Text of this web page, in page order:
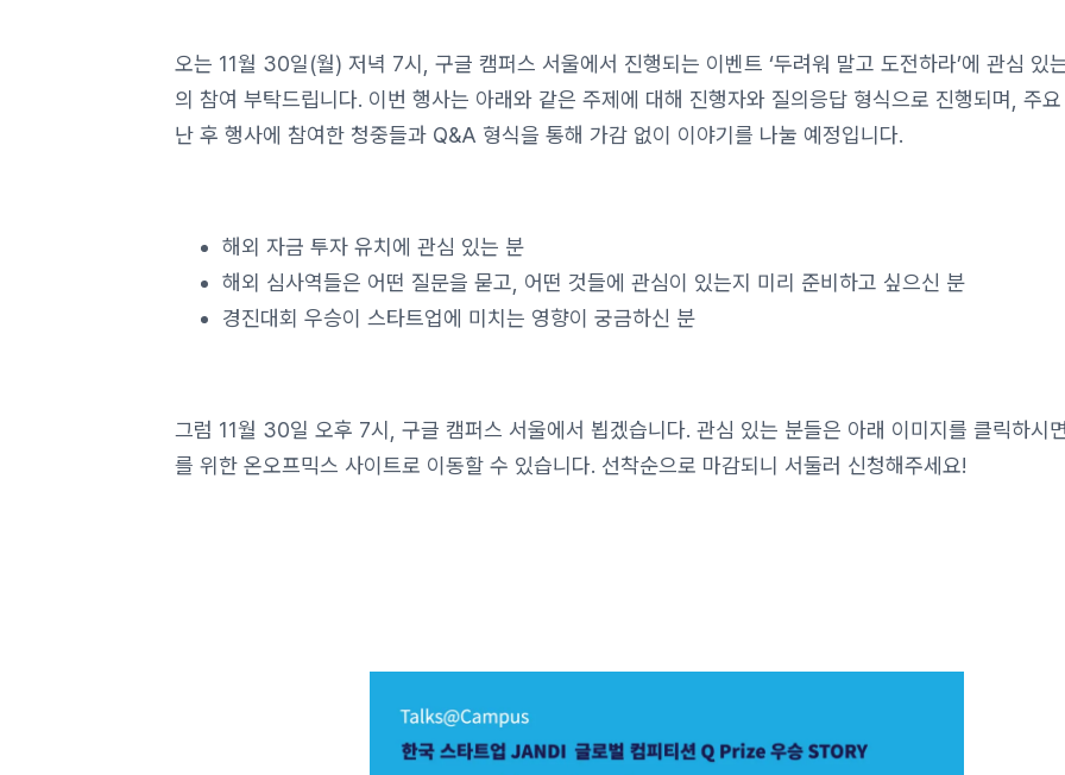
오는 11월 30일(월) 저녁 7시, 구글 캠퍼스 서울에서 진행되는 이벤트 ‘두려워 말고 도전하라’에 관심 있
의 참여 부탁드립니다. 이번 행사는 아래와 같은 주제에 대해 진행자와 질의응답 형식으로 진행되며, 주
난 후 행사에 참여한 청중들과 Q&A 형식을 통해 가감 없이 이야기를 나눌 예정입니다.
해외 자금 투자 유치에 관심 있는 분
해외 심사역들은 어떤 질문을 묻고, 어떤 것들에 관심이 있는지 미리 준비하고 싶으신 분
경진대회 우승이 스타트업에 미치는 영향이 궁금하신 분
그럼 11월 30일 오후 7시, 구글 캠퍼스 서울에서 뵙겠습니다. 관심 있는 분들은 아래 이미지를 클릭하시
를 위한 온오프믹스 사이트로 이동할 수 있습니다. 선착순으로 마감되니 서둘러 신청해주세요!